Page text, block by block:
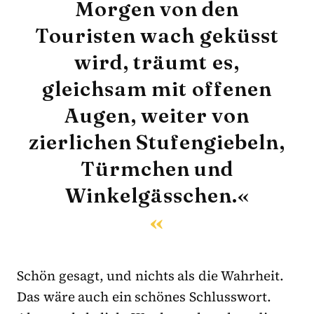
Morgen von den
Touristen wach geküsst
wird, träumt es,
gleichsam mit offenen
Augen, weiter von
zierlichen Stufengiebeln,
Türmchen und
Winkelgässchen.«
Schön gesagt, und nichts als die Wahrheit.
Das wäre auch ein schönes Schlusswort.